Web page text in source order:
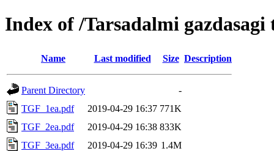
Index of /Tarsadalmi
Name Last modified Size Description
Parent Directory
-
TGF_1ea.pdf
2019-04-29 16:37 771K
TGF_2ea.pdf
2019-04-29 16:38 833K
TGF_3ea.pdf
2019-04-29 16:39 1.4M